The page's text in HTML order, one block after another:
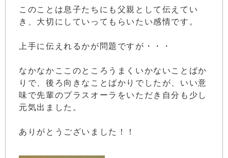
このことは息子たちにも父親として伝えてい
き、大切にしていってもらいたい感情です。
上手に伝えれるかが問題ですが・・・
なかなかここのところうまくいかないことばか
りで、後ろ向きなことばかりでしたが、いい意
味で先輩のプラスオーラをいただき自分も少し
元気出ました。
ありがとうございました！！